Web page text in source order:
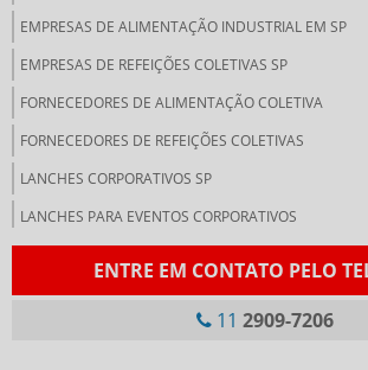
EMPRESAS DE ALIMENTAÇÃO INDUSTRIAL EM SP
EMPRESAS DE REFEIÇÕES COLETIVAS SP
FORNECEDORES DE ALIMENTAÇÃO COLETIVA
FORNECEDORES DE REFEIÇÕES COLETIVAS
LANCHES CORPORATIVOS SP
LANCHES PARA EVENTOS CORPORATIVOS
LANCHONETE PARA EMPRESAS
ENTRE EM CONTATO PELO
11 2909-7206